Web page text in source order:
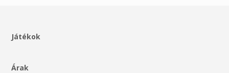
Játékok
Árak